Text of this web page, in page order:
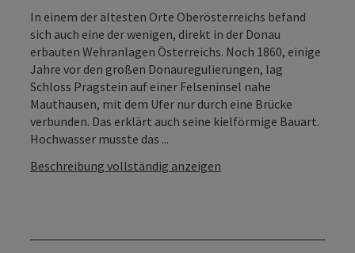
In einem der ältesten Orte Oberösterreichs befand
sich auch eine der wenigen, direkt in der Donau
erbauten Wehranlagen Österreichs. Noch 1860, einige
Jahre vor den großen Donauregulierungen, lag
Schloss Pragstein auf einer Felseninsel nahe
Mauthausen, mit dem Ufer nur durch eine Brücke
verbunden. Das erklärt auch seine kielförmige Bauart.
Hochwasser musste das ...
Beschreibung vollständig anzeigen